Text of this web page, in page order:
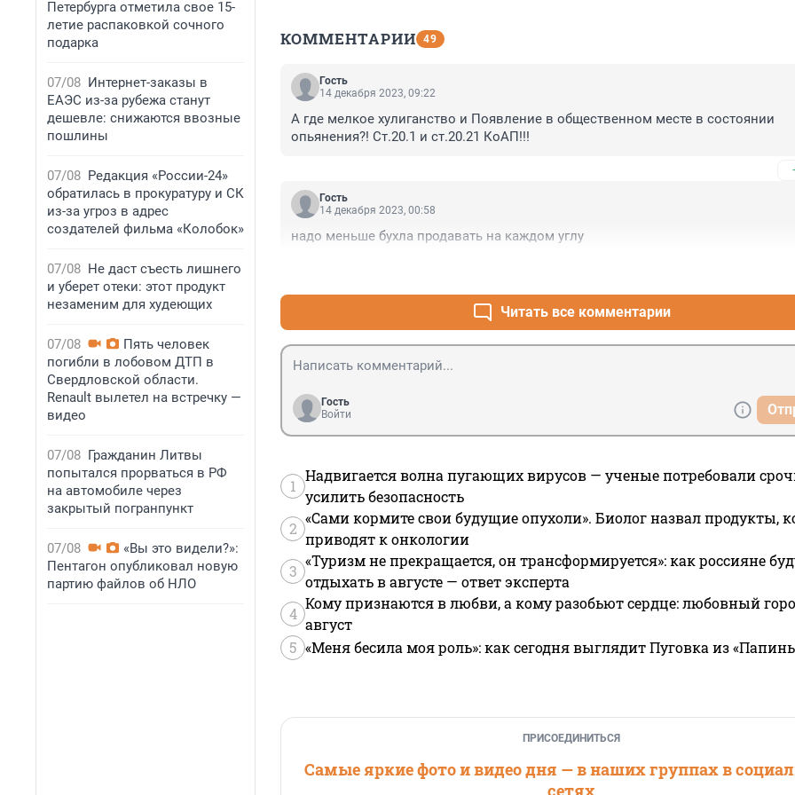
Петербурга отметила свое 15-
летие распаковкой сочного
подарка
07/08 Интернет-заказы в
ЕАЭС из-за рубежа станут
дешевле: снижаются ввозные
пошлины
07/08 Редакция «России-24»
обратилась в прокуратуру и СК
из-за угроз в адрес
создателей фильма «Колобок»
07/08 Не даст съесть лишнего
и уберет отеки: этот продукт
незаменим для худеющих
07/08
Пять человек
погибли в лобовом ДТП в
Свердловской области.
Renault вылетел на встречку —
видео
07/08 Гражданин Литвы
попытался прорваться в РФ
на автомобиле через
закрытый погранпункт
07/08
«Вы это видели?»:
Пентагон опубликовал новую
партию файлов об НЛО
КОММЕНТАРИИ 49
Гость
14 декабря 2023, 09:22
А где мелкое хулиганство и Появление в общественном месте в состоянии
опьянения?! Ст.20.1 и ст.20.21 КоАП!!!
Гость
14 декабря 2023, 00:58
надо меньше бухла продавать на каждом углу
Читать все комментарии
Гость
Войти
1
Надвигается волна пугающих вирусов — ученые потребовали
усилить безопасность
2
«Сами кормите свои будущие опухоли». Биолог назвал продукты,
приводят к онкологии
3
«Туризм не прекращается, он трансформируется»: как россияне
отдыхать в августе — ответ эксперта
4
Кому признаются в любви, а кому разобьют сердце: любовный
август
5 «Меня бесила моя роль»: как сегодня выглядит Пуговка из
ПРИСОЕДИНИТЬСЯ
Самые яркие фото и видео дня — в наших группах в
сетях